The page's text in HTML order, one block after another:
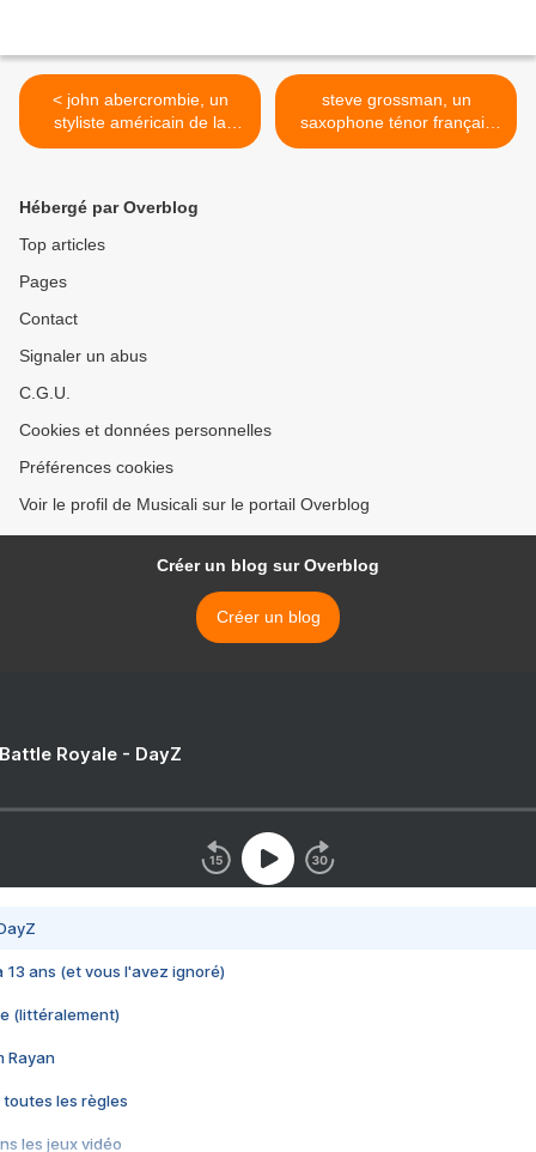
< john abercrombie, un
styliste américain de la
guitare jazz qui joue aussi
steve grossman, un
saxophone ténor français
qui fait penser à une
Hébergé par Overblog
Top articles
Pages
Contact
Signaler un abus
C.G.U.
Cookies et données personnelles
Préférences cookies
Voir le profil de Musicali sur le portail Overblog
Créer un blog sur Overblog
Créer un blog
Royale - DayZ
13 ans (et vous l'avez ignoré)
(littéralement)
Rayan
toutes les règles
les jeux vidéo